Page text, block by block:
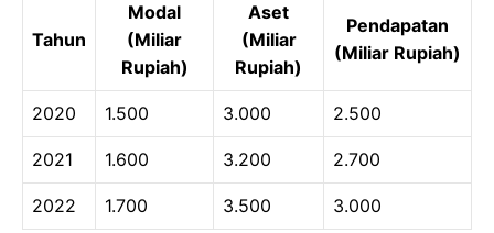
Tahun
Modal
(Miliar
Rupiah)
Aset
(Miliar
Rupiah)
Pendapatan
(Miliar Rupiah)
2020 1.500 3.000 2.500
2021 1.600 3.200 2.700
2022 1.700 3.500 3.000